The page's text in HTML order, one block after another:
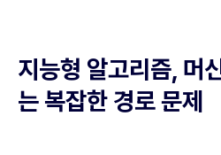
지능형 알고리즘, 머
는 복잡한 경로 문제